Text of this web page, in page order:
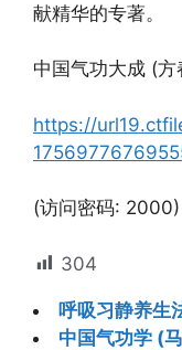
献精华的专著。
中国气功大成 (
https://
(访问密码: 2000)
304
呼吸习静养生
中国气功学 (